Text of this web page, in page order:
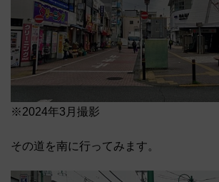
※2024年3月撮影
その道を南に行ってみます。